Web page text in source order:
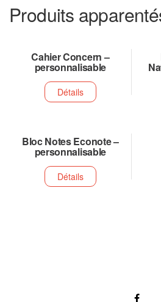
Produits
Cahier Concern –
personnalisable
Détails
Bloc Notes Econote –
personnalisable
Détails